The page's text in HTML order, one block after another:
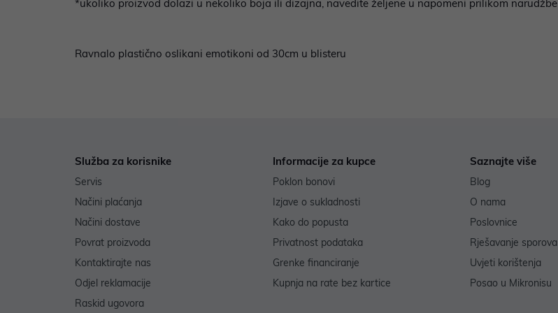
*ukoliko proizvod dolazi u nekoliko boja ili dizajna, navedite željene u napomeni prilikom narudžbe
Ravnalo plastično oslikani emotikoni od 30cm u blisteru
Služba za korisnike
Servis
Načini plaćanja
Načini dostave
Povrat proizvoda
Kontaktirajte nas
Odjel reklamacije
Raskid ugovora
Informacije za kupce
Poklon bonovi
Izjave o sukladnosti
Kako do popusta
Privatnost podataka
Grenke financiranje
Kupnja na rate bez kartice
Saznajte više
Blog
O nama
Poslovnice
Rješavanje sporova
Uvjeti korištenja
Posao u Mikronisu